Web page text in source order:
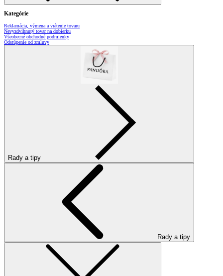
Kategórie
Reklamácia, výmena a vrátenie tovaru
Nevyzdvihnutý tovar na dobierku
Všeobecné obchodné podmienky
Odstúpenie od zmluvy
Rady a tipy
Rady a tipy